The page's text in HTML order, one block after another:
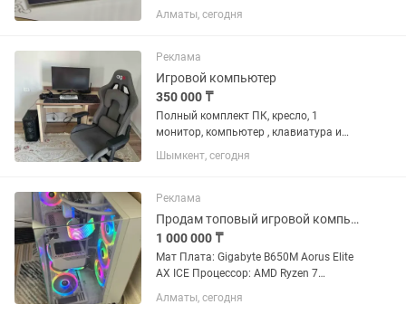
Отличное . Самая Максимальная
комплектация . Универсальный-
все топовые программы и игры . 15,6...
Алматы, сегодня
Реклама
Игровой компьютер
350 000 ₸
Полный комплект ПК, кресло, 1
монитор, компьютер , клавиатура и
мышка Мощный монитор ASUS ROG
Клавиатура и мышка hyper Наушники
новое Видеокарта NVIDIA 2060...
Шымкент, сегодня
Реклама
Продам топовый игровой компьютер
1 000 000 ₸
Мат Плата: Gigabyte B650M Aorus Elite
AX ICE Процессор: AMD Ryzen 7
KF564C32RSAK2 -32 32GB Видеокарта:
Алматы, сегодня